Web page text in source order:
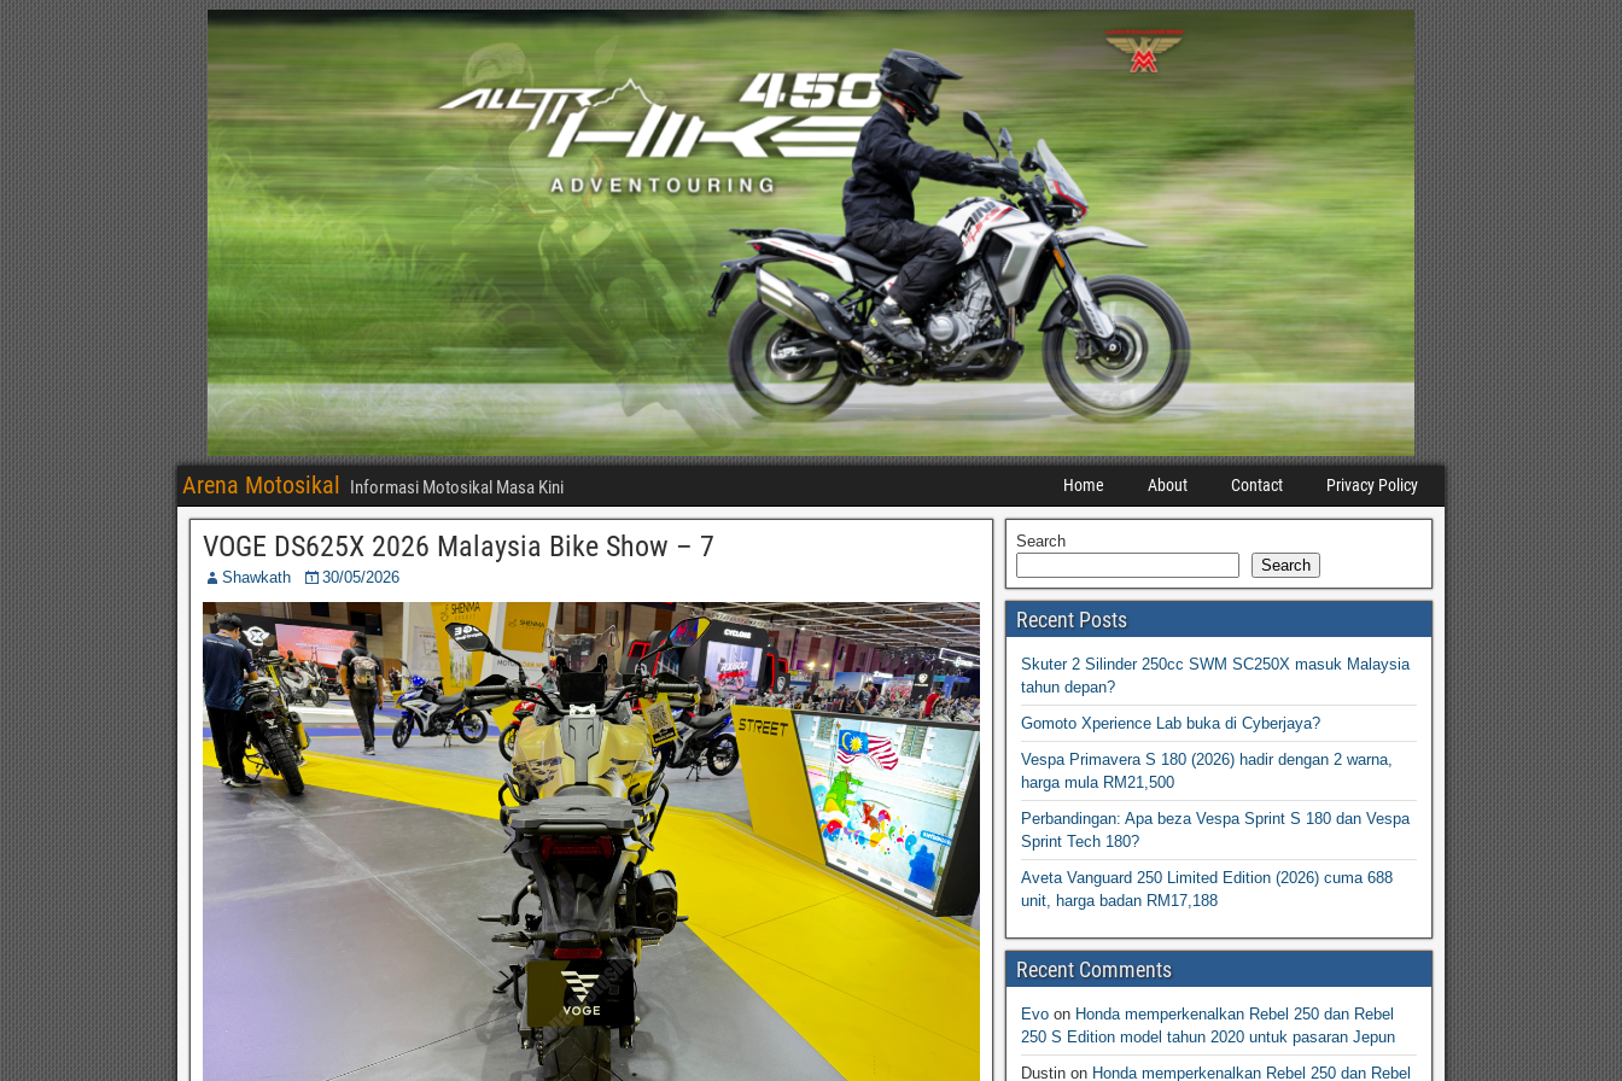
Arena Motosikal Informasi Motosikal Masa Kini Home About Contact Privacy Policy
VOGE DS625X 2026 Malaysia Bike Show – 7
Shawkath 30/05/2026
Search
Search
Recent Posts
Skuter 2 Silinder 250cc SWM SC250X masuk Malaysia
tahun depan?
Gomoto Xperience Lab buka di Cyberjaya?
Vespa Primavera S 180 (2026) hadir dengan 2 warna,
harga mula RM21,500
Perbandingan: Apa beza Vespa Sprint S 180 dan Vespa
Sprint Tech 180?
Aveta Vanguard 250 Limited Edition (2026) cuma 688
unit, harga badan RM17,188
Recent Comments
Evo on Honda memperkenalkan Rebel 250 dan Rebel
250 S Edition model tahun 2020 untuk pasaran Jepun
Dustin on Honda memperkenalkan Rebel 250 dan Rebel